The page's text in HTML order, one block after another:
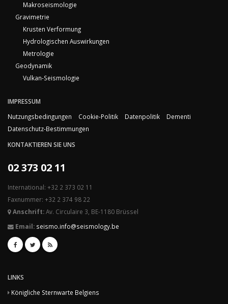
Makroseismologie
Gravimetrie
Krusten Verformung
Hydrologischen Auswirkungen
Metrologie
Geodynamik
Vulkan-Seismologie
IMPRESSUM
Nutzungsbedingungen
Cookie-Politik Datenpolitik
Dementi
Datenschutz-Bestimmungen
KONTAKTIEREN SIE UNS
02 373 02 11
International: +32 2 373 02 11
Faxnummer: +32 2 374 98 22
Anschrift:Av. Circulaire 3, BE-1180 Brüssel
Email: seismo.info@seismology.be
LINKS
Königliche Sternwarte Belgiens